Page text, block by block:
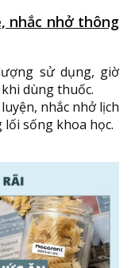
nhắc nhở thông
sử dụng, giờ
dùng thuốc.
nhắc nhở lịch
lối sống khoa học.